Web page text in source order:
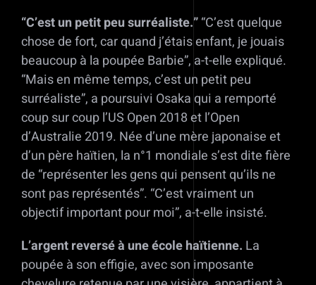
“C’est un petit peu surréaliste.”“C’est quelque
chose de fort, car quand j’étais enfant, je jouais
beaucoup à la poupée Barbie”, a-t-elle expliqué.
“Mais en même temps, c’est un petit peu
surréaliste”, a poursuivi Osaka qui a remporté
coup sur coup l’US Open 2018 et l’Open
d’Australie 2019. Née d’une mère japonaise et
d’un père haïtien, la n°1 mondiale s’est dite fière
de “représenter les gens qui pensent qu’ils ne
sont pas représentés”. “C’est vraiment un
objectif important pour moi”, a-t-elle insisté.
L’argent reversé à une école haïtienne. La
poupée à son effigie, avec son imposante